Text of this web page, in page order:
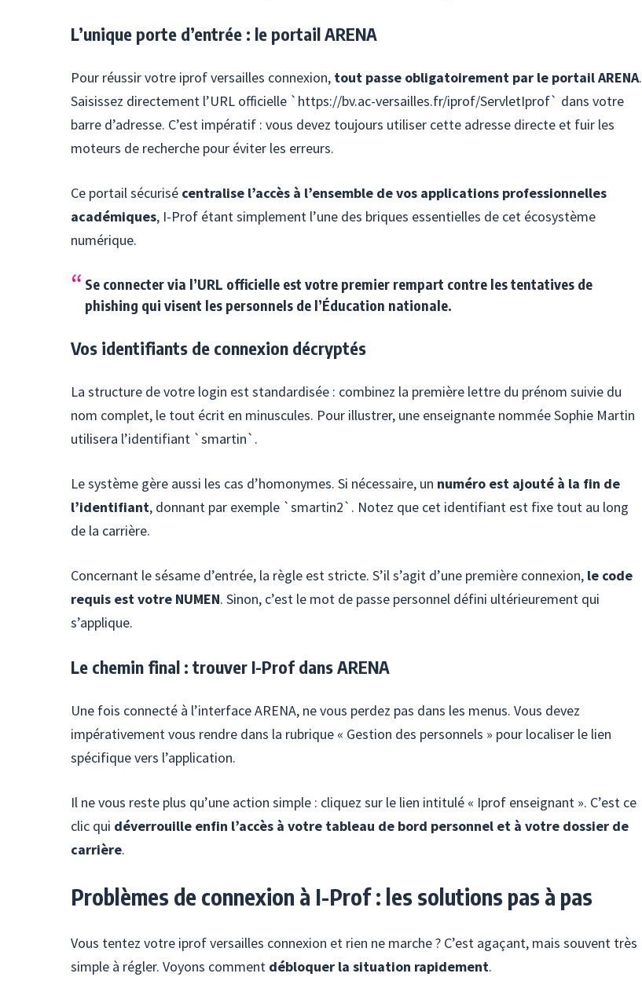
L’unique porte d’entrée : le portail ARENA
Pour réussir votre iprof versailles connexion, tout passe obligatoirement par le portail ARENA.
Saisissez directement l’URL officielle `https://bv.ac-versailles.fr/iprof/ServletIprof` dans votre
barre d’adresse. C’est impératif : vous devez toujours utiliser cette adresse directe et fuir les
moteurs de recherche pour éviter les erreurs.
Ce portail sécurisé centralise l’accès à l’ensemble de vos applications professionnelles
académiques, I-Prof étant simplement l’une des briques essentielles de cet écosystème
numérique.
Se connecter via l’URL officielle est votre premier rempart contre les tentatives de
phishing qui visent les personnels de l’Éducation nationale.
Vos identifiants de connexion décryptés
La structure de votre login est standardisée : combinez la première lettre du prénom suivie du
nom complet, le tout écrit en minuscules. Pour illustrer, une enseignante nommée Sophie Martin
utilisera l’identifiant `smartin`.
Le système gère aussi les cas d’homonymes. Si nécessaire, un numéro est ajouté à la fin de
l’identifiant, donnant par exemple `smartin2`. Notez que cet identifiant est fixe tout au long
de la carrière.
Concernant le sésame d’entrée, la règle est stricte. S’il s’agit d’une première connexion, le code
requis est votre NUMEN. Sinon, c’est le mot de passe personnel défini ultérieurement qui
s’applique.
Le chemin final : trouver I-Prof dans ARENA
Une fois connecté à l’interface ARENA, ne vous perdez pas dans les menus. Vous devez
impérativement vous rendre dans la rubrique « Gestion des personnels » pour localiser le lien
spécifique vers l’application.
Il ne vous reste plus qu’une action simple : cliquez sur le lien intitulé « Iprof enseignant ». C’est ce
clic qui déverrouille enfin l’accès à votre tableau de bord personnel et à votre dossier de
carrière.
Problèmes de connexion à I-Prof : les solutions pas à pas
Vous tentez votre iprof versailles connexion et rien ne marche ? C’est agaçant, mais souvent très
simple à régler. Voyons comment débloquer la situation rapidement.